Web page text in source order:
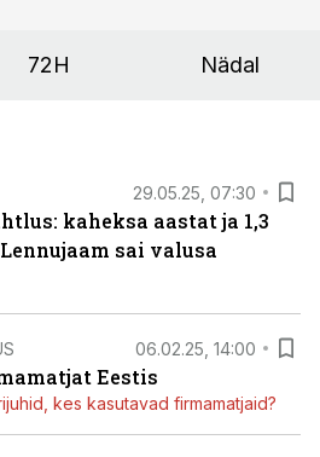
72H Nädal
29.05.25, 07:30
kaheksa aastat ja 1,3
sai valusa
06.02.25, 14:00
Eestis
kes kasutavad firmamatjaid?